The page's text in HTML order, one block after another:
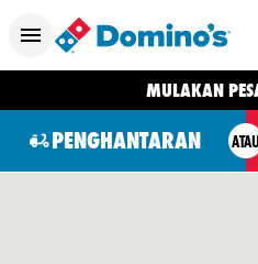
MULAKAN
PENGHANTARAN